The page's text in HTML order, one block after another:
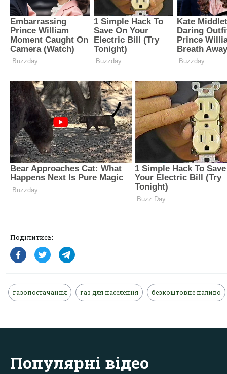
Поділитись:
газопостачання газ для населення безкоштовне паливо
Популярні відео